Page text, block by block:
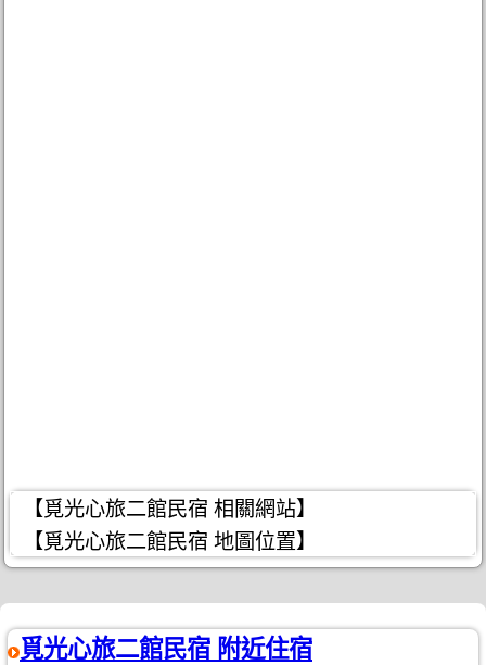
【覓光心旅二館民宿 相關網站】
【覓光心旅二館民宿 地圖位置】
覓光心旅二館民宿 附近住宿